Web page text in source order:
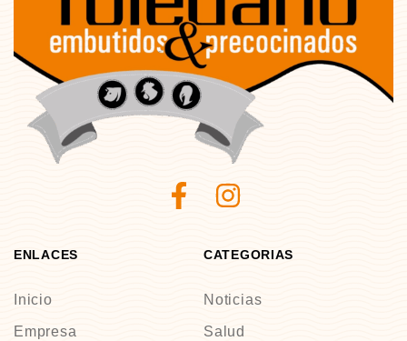
ENLACES
Inicio
Empresa
CATEGORIAS
Noticias
Salud